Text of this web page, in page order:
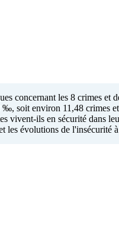
concernant les 8 crimes
‰, soit environ 11,48 crimes
vivent-ils en sécurité dans
les évolutions de l'insécurité